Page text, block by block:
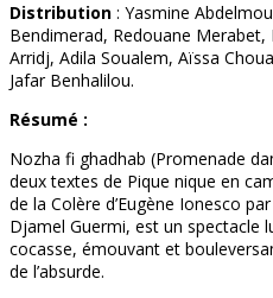
Distribution : Yasmine
Bendimerad, Redouane
Arridj, Adila Soualem, Aïssa
Jafar Benhalilou.
Résumé :
Nozha fi ghadhab (Promenade
deux textes de Pique nique en
de la Colère d’Eugène Ionesco
Djamel Guermi, est un spectacle
cocasse, émouvant et
de l’absurde.